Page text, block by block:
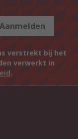
Aanmelden
verstrekt bij het
verwerkt in
.